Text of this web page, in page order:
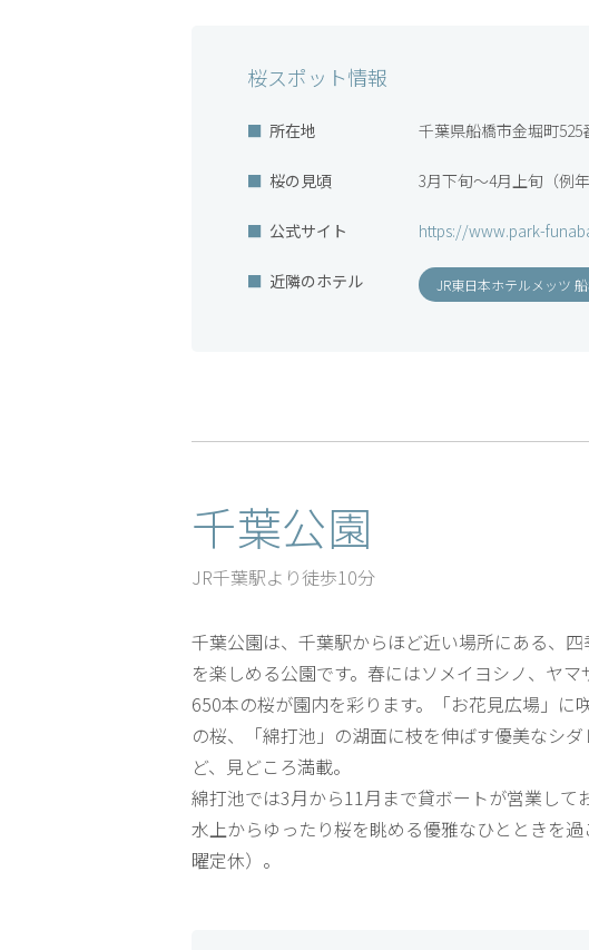
桜スポット情報
所在地 千葉県船橋市金堀町525
桜の見頃 3月下旬～4月上旬（例年
公式サイト https://www.park-
近隣のホテル JR東日本ホテルメッツ
千葉公園
JR千葉駅より徒歩10分
千葉公園は、千葉駅からほど近い場所にある、
を楽しめる公園です。春にはソメイヨシノ、ヤマ
650本の桜が園内を彩ります。「お花見広場」に
の桜、「綿打池」の湖面に枝を伸ばす優美なシ
ど、見どころ満載。
綿打池では3月から11月まで貸ボートが営業して
水上からゆったり桜を眺める優雅なひとときを過
曜定休）。